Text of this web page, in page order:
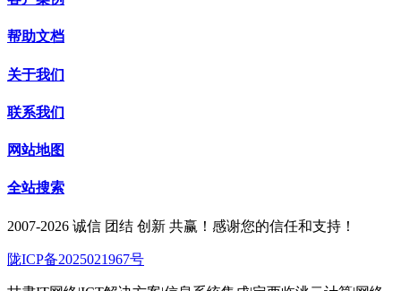
帮助文档
关于我们
联系我们
网站地图
全站搜索
2007-2026 诚信 团结 创新 共赢！感谢您的信任和支持！
陇ICP备2025021967号